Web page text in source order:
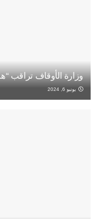
وزارة الأوقاف تراقب
يونيو 6, 2024